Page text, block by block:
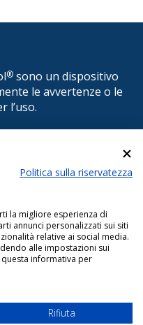
®sono un dispositivo
le avvertenze o le
l’uso.
s.r.l. Via
COMO - Tel.
- E-mail:
Capitale Sociale
Tutti i diritti riservati.
web = 11/10/2024
Politica sulla riservatezza
la migliore esperienza di
annunci personalizzati sui siti
relative ai social media.
alle impostazioni sui
questa informativa per
Rifiuta